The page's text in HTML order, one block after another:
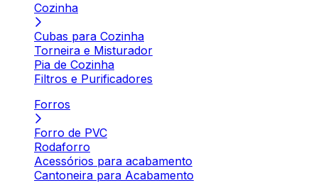
Cozinha
Cubas para Cozinha
Torneira e Misturador
Pia de Cozinha
Filtros e Purificadores
Forros
Forro de PVC
Rodaforro
Acessórios para acabamento
Cantoneira para Acabamento